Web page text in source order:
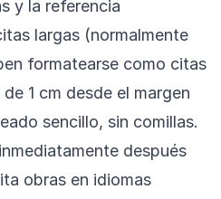
y la referencia
largas (normalmente
formatearse como citas
1 cm desde el margen
sencillo, sin comillas.
después
obras en idiomas